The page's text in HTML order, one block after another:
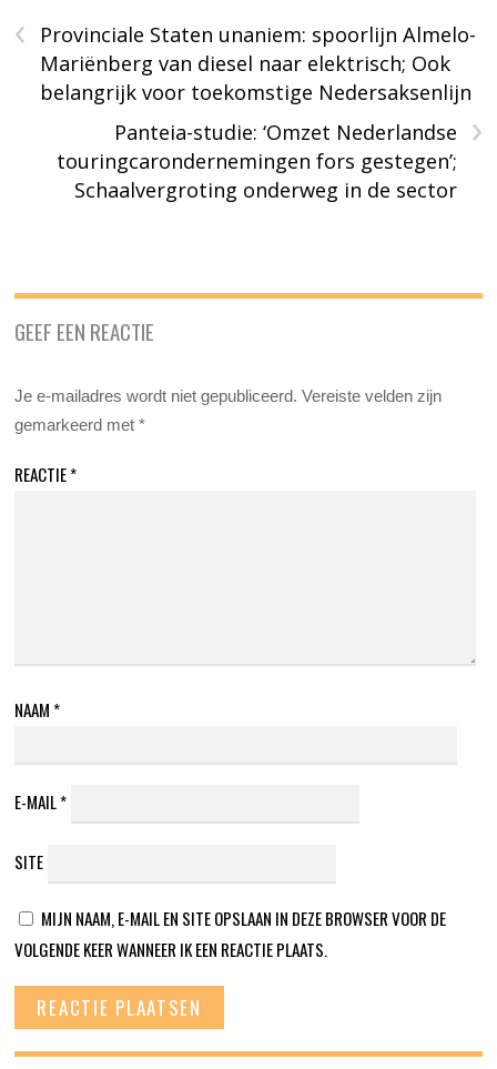
‹
Provinciale Staten unaniem: spoorlijn Almelo-
Mariënberg van diesel naar elektrisch; Ook
belangrijk voor toekomstige Nedersaksenlijn
›
Panteia-studie: ‘Omzet Nederlandse
touringcarondernemingen fors gestegen’;
Schaalvergroting onderweg in de sector
GEEF EEN REACTIE
Je e-mailadres wordt niet gepubliceerd. Vereiste velden zijn
gemarkeerd met*
REACTIE*
NAAM *
E-MAIL*
SITE
MIJN NAAM, E-MAIL EN SITE OPSLAAN IN DEZE BROWSER VOOR DE
VOLGENDE KEER WANNEER IK EEN REACTIE PLAATS.